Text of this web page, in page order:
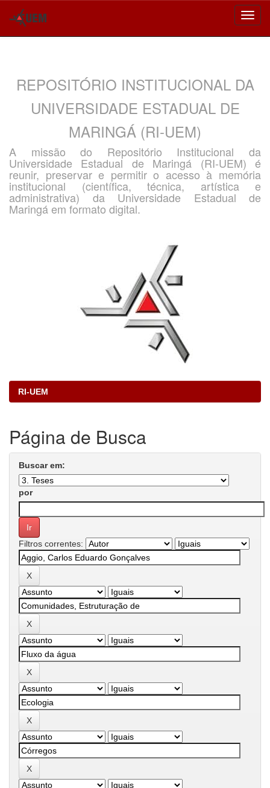
REPOSITÓRIO INSTITUCIONAL DA
UNIVERSIDADE ESTADUAL DE
MARINGÁ (RI-UEM)
A missão do Repositório Institucional da
Universidade Estadual de Maringá (RI-UEM) é
reunir, preservar e permitir o acesso à memória
institucional (científica, técnica, artística e
administrativa) da Universidade Estadual de
Maringá em formato digital.
RI-UEM
Página de Busca
Buscar em:
por
Filtros correntes: